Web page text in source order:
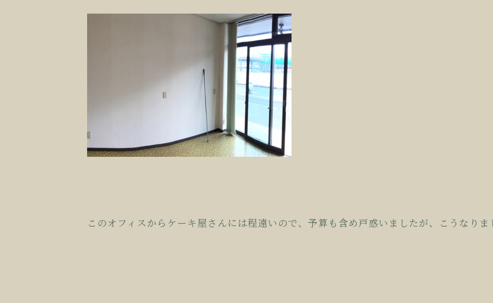
このオフィスからケーキ屋さんには程遠いので、予算も含め戸惑いましたが、こうなりま